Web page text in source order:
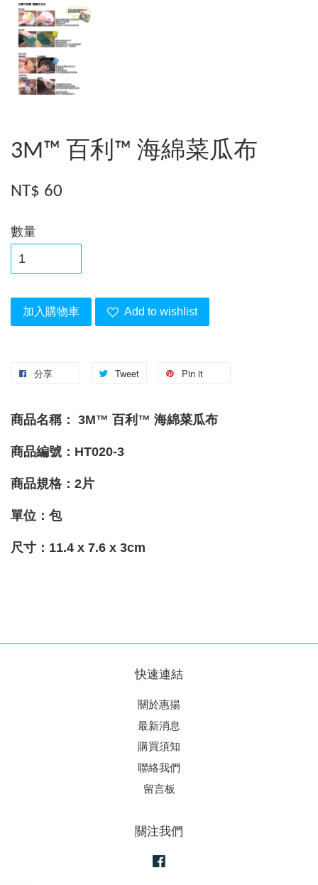
3M™ 百利™ 海綿菜瓜布
NT$ 60
數量
加入購物車 Add to wishlist
分享 Tweet Pin it
商品名稱： 3M™ 百利™ 海綿菜瓜布
商品編號：HT020-3
商品規格：2片
單位：包
尺寸 ： 11.4 x 7.6 x 3cm
快速連結
關於惠揚
最新消息
購買須知
聯絡我們
留言板
關注我們